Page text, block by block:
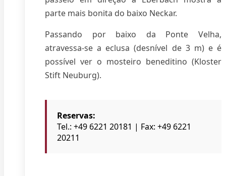
parte mais bonita do baixo Neckar.
Passando por baixo da Ponte Velha,
atravessa-se a eclusa (desnível de 3 m) e é
possível ver o mosteiro beneditino (Kloster
Stift Neuburg).
Reservas:
Tel.: +49 6221 20181 | Fax: +49 6221
20211